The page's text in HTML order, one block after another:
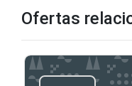
Ofertas